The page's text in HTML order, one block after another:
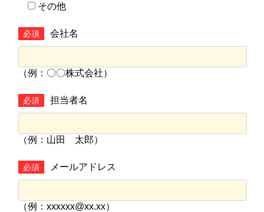
その他
必須 会社名
（例：〇〇株式会社）
必須 担当者名
（例：山田 太郎）
必須 メールアドレス
（例：xxxxxx@xx.xx）